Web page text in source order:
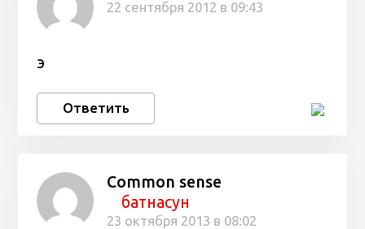
22 сентября 2012 в 09:43
э
Ответить
Common sense
батнасун
23 октября 2013 в 08:02